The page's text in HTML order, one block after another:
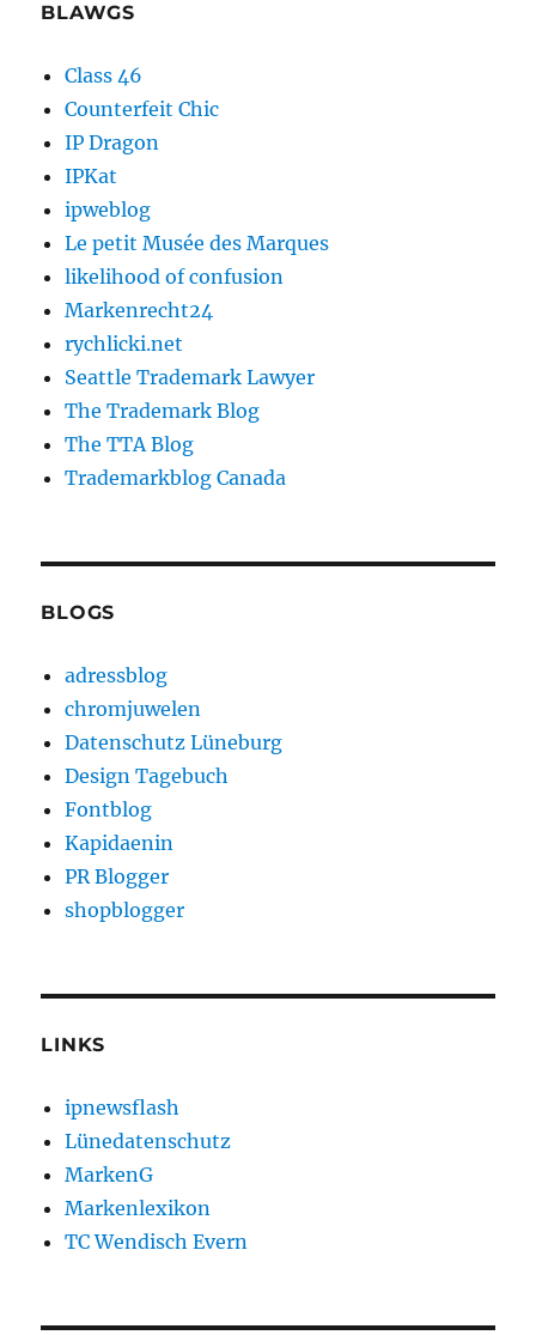
BLAWGS
Class 46
Counterfeit Chic
IP Dragon
IPKat
ipweblog
Le petit Musée des Marques
likelihood of confusion
Markenrecht24
rychlicki.net
Seattle Trademark Lawyer
The Trademark Blog
The TTA Blog
Trademarkblog Canada
BLOGS
adressblog
chromjuwelen
Datenschutz Lüneburg
Design Tagebuch
Fontblog
Kapidaenin
PR Blogger
shopblogger
LINKS
ipnewsflash
Lünedatenschutz
MarkenG
Markenlexikon
TC Wendisch Evern